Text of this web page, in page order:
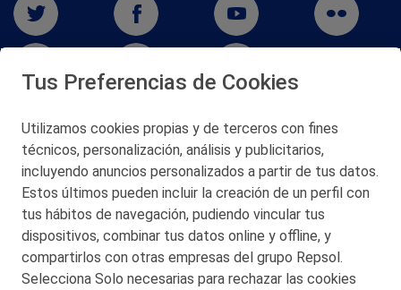
San Martín 5-Edificio Muñatones,
48550 Muskiz (Bizkaia)
Telf. 946 357 000
© 2026 Petronor S.A.
Tus Preferencias de Cookies
Utilizamos cookies propias y de terceros con fines
técnicos, personalización, análisis y publicitarios,
incluyendo anuncios personalizados a partir de tus datos.
Estos últimos pueden incluir la creación de un perfil con
tus hábitos de navegación, pudiendo vincular tus
dispositivos, combinar tus datos online y offline, y
compartirlos con otras empresas del grupo Repsol.
Selecciona Solo necesarias para rechazar las cookies